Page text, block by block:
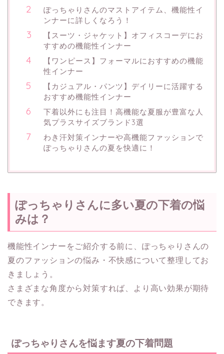
ぽっちゃりさんのマストアイテム、機能性イ
ンナーに詳しくなろう！
【スーツ・ジャケット】オフィスコーデにお
すすめの機能性インナー
【ワンピース】フォーマルにおすすめの機能
性インナー
【カジュアル・パンツ】デイリーに活躍する
おすすめ機能性インナー
下着以外にも注目！高機能な夏服が豊富な人
気プラスサイズブランド3選
わき汗対策インナーや高機能ファッションで
ぽっちゃりさんの夏を快適に！
ぽっちゃりさんに多い夏の下着の悩
みは？
機能性インナーをご紹介する前に、ぽっちゃりさんの
夏のファッションの悩み・不快感について整理してお
きましょう。
さまざまな角度から対策すれば、より高い効果が期待
できます。
ぽっちゃりさんを悩ます夏の下着問題